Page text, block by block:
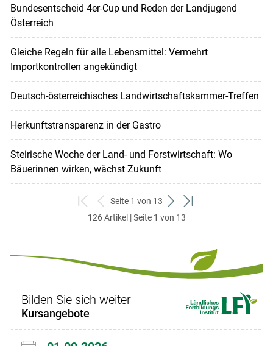
Bundesentscheid 4er-Cup und Reden der Landjugend
Österreich
Gleiche Regeln für alle Lebensmittel: Vermehrt
Importkontrollen angekündigt
Deutsch-österreichisches Landwirtschaftskammer-Treffen
Herkunftstransparenz in der Gastro
Steirische Woche der Land- und Forstwirtschaft: Wo
Bäuerinnen wirken, wächst Zukunft
zum
ersten
zurück
zum
Seite 1 von 13
weiter
zum
zum
126 Artikel | Seite 1 von 13
Bilden Sie sich weiter
Kursangebote